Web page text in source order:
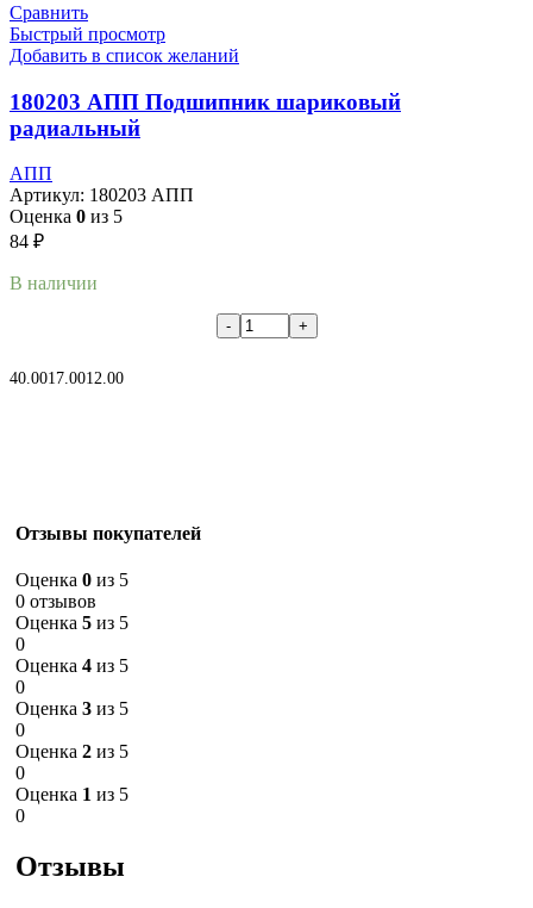
Сравнить
Быстрый просмотр
Добавить в список желаний
180203 АПП Подшипник шариковый
радиальный
АПП
Артикул: 180203 АПП
Оценка 0 из 5
84 ₽
В наличии
40.0017.0012.00
Отзывы покупателей
Оценка 0 из 5
0 отзывов
Оценка 5 из 5
0
Оценка 4 из 5
0
Оценка 3 из 5
0
Оценка 2 из 5
0
Оценка 1 из 5
0
Отзывы